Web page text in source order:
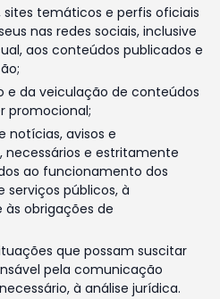
temáticos e perfis oficiais
nas redes sociais, inclusive
aos conteúdos publicados e
e da veiculação de conteúdos
promocional;
notícias, avisos e
e estritamente
ao funcionamento dos
serviços públicos, à
obrigações de
que possam suscitar
pela comunicação
à análise jurídica.